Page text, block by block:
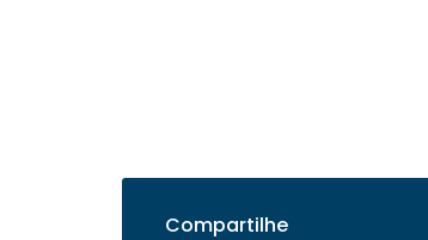
Compartilhe